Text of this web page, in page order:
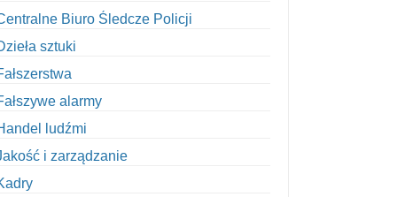
Biuro Śledcze Policji
sztuki
alarmy
ludźmi
i zarządzanie